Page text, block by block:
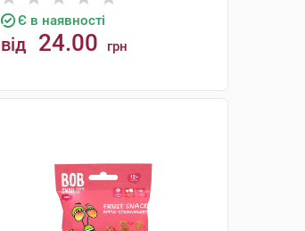
Є в наявності
від 24.00 грн